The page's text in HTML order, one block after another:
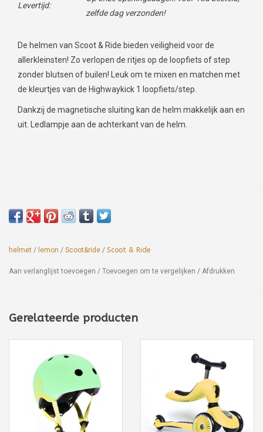
Levertijd:
zelfde dag verzonden!
De helmen van Scoot & Ride bieden veiligheid voor de
allerkleinsten! Zo verlopen de ritjes op de loopfiets of step
zonder blutsen of builen! Leuk om te mixen en matchen met
de kleurtjes van de Highwaykick 1 loopfiets/step.
Dankzij de magnetische sluiting kan de helm makkelijk aan en
uit. Ledlampje aan de achterkant van de helm.
helmet / lemon / Scoot&ride / Scoot & Ride
Aan verlanglijst toevoegen / Toevoegen om te vergelijken / Afdrukken
Gerelateerde producten